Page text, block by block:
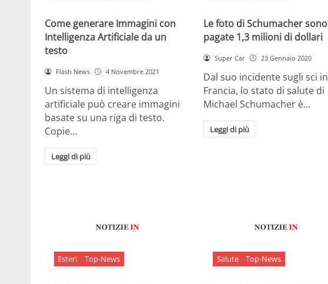
Come generare Immagini con
Intelligenza Artificiale da un
testo
Flash News 4 Novembre 2021
Un sistema di intelligenza
artificiale può creare immagini
basate su una riga di testo.
Copie…
Leggi di più
Le foto di Schumacher sono
pagate 1,3 milioni di dollari
Super Car 23 Gennaio 2020
Dal suo incidente sugli sci in
Francia, lo stato di salute di
Michael Schumacher è…
Leggi di più
Esteri Top-News Salute Top-News